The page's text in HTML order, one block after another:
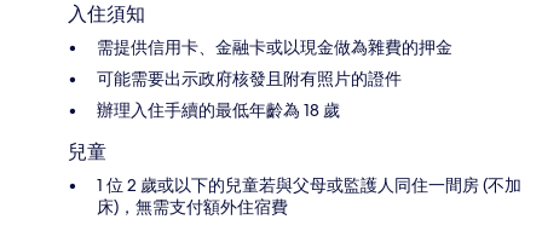
入住須知
需提供信用卡、金融卡或以現金做為雜費的押金
可能需要出示政府核發且附有照片的證件
辦理入住手續的最低年齡為 18 歲
兒童
1 位 2 歲或以下的兒童若與父母或監護人同住一間房 (不加
床)，無需支付額外住宿費